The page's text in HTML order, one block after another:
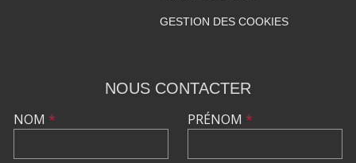
GESTION DES COOKIES
NOUS CONTACTER
NOM * PRÉNOM *